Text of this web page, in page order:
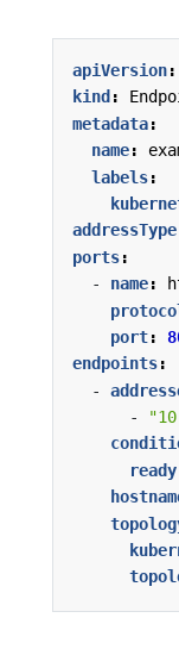
apiVersion:
kind :
metadata:
name:
labels:
addressType
ports:
- name:
port:
endpoints:
-
-
ready